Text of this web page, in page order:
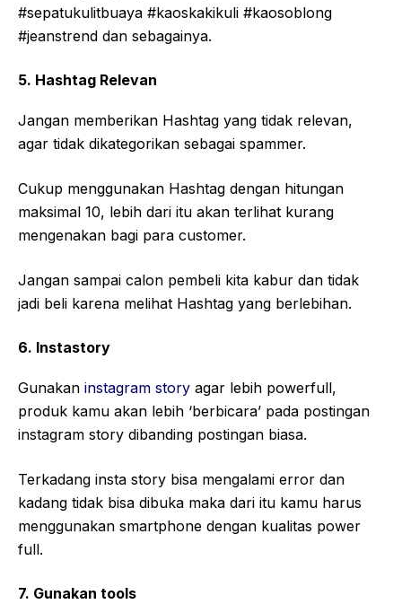
#sepatukulitbuaya #kaoskakikuli #kaosoblong
#jeanstrend dan sebagainya.
5. Hashtag Relevan
Jangan memberikan Hashtag yang tidak relevan,
agar tidak dikategorikan sebagai spammer.
Cukup menggunakan Hashtag dengan hitungan
maksimal 10, lebih dari itu akan terlihat kurang
mengenakan bagi para customer.
Jangan sampai calon pembeli kita kabur dan tidak
jadi beli karena melihat Hashtag yang berlebihan.
6. Instastory
Gunakan instagram story agar lebih powerfull,
produk kamu akan lebih ‘berbicara’ pada postingan
instagram story dibanding postingan biasa.
Terkadang insta story bisa mengalami error dan
kadang tidak bisa dibuka maka dari itu kamu harus
menggunakan smartphone dengan kualitas power
full.
7. Gunakan tools